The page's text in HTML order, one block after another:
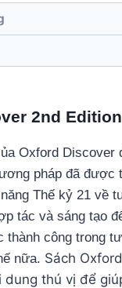
2nd Edition
Oxford Discover
pháp đã được
Thế kỷ 21 về
tác và sáng tạo
thành công trong
nữa. Sách
dung thú vị để